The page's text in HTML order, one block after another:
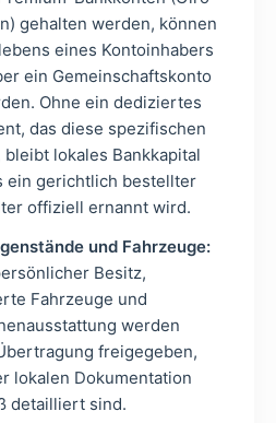
gehalten werden, können
eines Kontoinhabers
ein Gemeinschaftskonto
Ohne ein dediziertes
das diese spezifischen
lokales Bankkapital
ein gerichtlich bestellter
offiziell ernannt wird.
und Fahrzeuge:
Besitz,
Fahrzeuge und
werden
freigegeben,
lokalen Dokumentation
detailliert sind.